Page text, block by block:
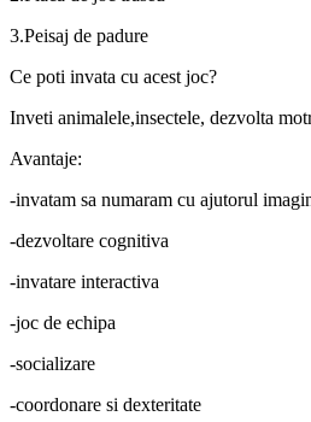
3.Peisaj de padure
Ce poti invata cu acest joc?
Inveti animalele,insectele, dezvolta
Avantaje:
-invatam sa numaram cu ajutorul
-dezvoltare cognitiva
-invatare interactiva
-joc de echipa
-socializare
-coordonare si dexteritate